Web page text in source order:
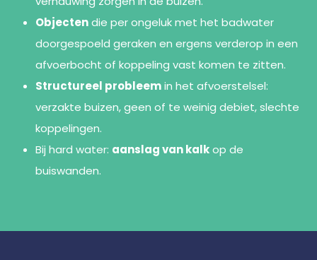
Objectendie per ongeluk met het badwater
doorgespoeld geraken en ergens verderop in een
afvoerbocht of koppeling vast komen te zitten.
Structureel probleemin het afvoerstelsel:
verzakte buizen, geen of te weinig debiet, slechte
koppelingen.
Bij hard water: aanslag van kalkop de
buiswanden.